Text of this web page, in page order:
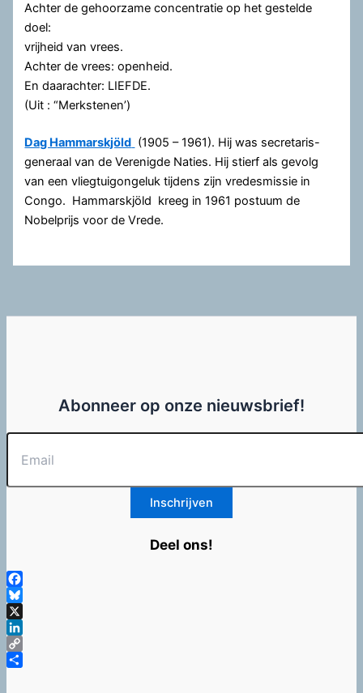
Achter de gehoorzame concentratie op het gestelde
doel:
vrijheid van vrees.
Achter de vrees: openheid.
En daarachter: LIEFDE.
(Uit : “Merkstenen’)
Dag Hammarskjöld (1905 – 1961). Hij was secretaris-
generaal van de Verenigde Naties. Hij stierf als gevolg
van een vliegtuigongeluk tijdens zijn vredesmissie in
Congo. Hammarskjöld kreeg in 1961 postuum de
Nobelprijs voor de Vrede.
Abonneer op onze nieuwsbrief!
Deel ons!